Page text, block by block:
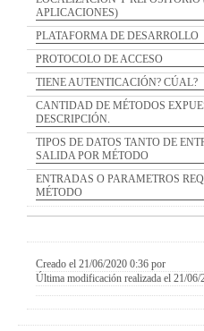
APLICACIONES)
PLATAFORMA DE DESARROLLO
PROTOCOLO DE ACCESO
TIENE AUTENTICACIÓN? CÚAL?
CANTIDAD DE MÉTODOS EXPUESTOS,
DESCRIPCIÓN.
TIPOS DE DATOS TANTO DE ENTRADA
SALIDA POR MÉTODO
ENTRADAS O PARAMETROS
MÉTODO
Creado el 21/06/2020 0:36 por
Última modificación realizada el 21/06/2020